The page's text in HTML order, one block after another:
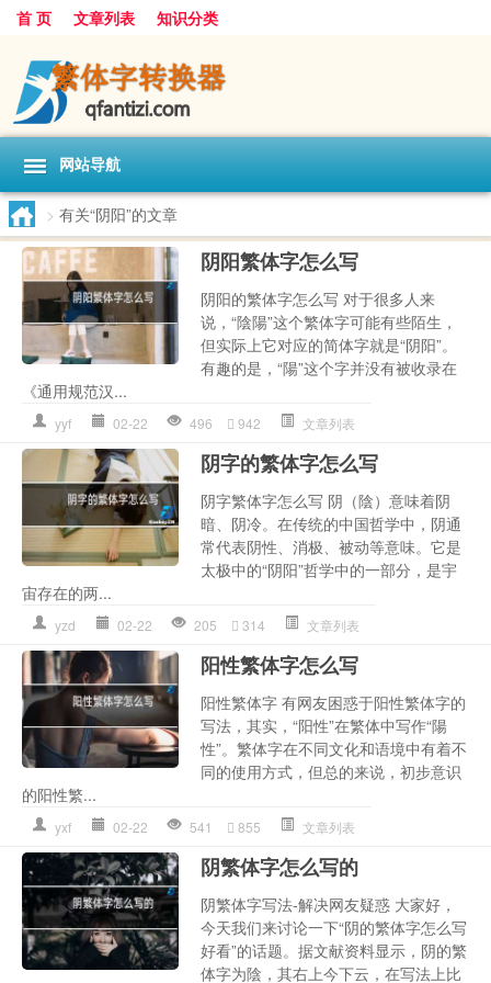
首 页 文章列表 知识分类
网站导航
> 有关“阴阳”的文章
阴阳繁体字怎么写
阴阳的繁体字怎么写 对于很多人来
说，“陰陽”这个繁体字可能有些陌生，
但实际上它对应的简体字就是“阴阳”。
有趣的是，“陽”这个字并没有被收录在
《通用规范汉...
yyf 02-22 496 942 文章列表
阴字的繁体字怎么写
阴字繁体字怎么写 阴（陰）意味着阴
暗、阴冷。在传统的中国哲学中，阴通
常代表阴性、消极、被动等意味。它是
太极中的“阴阳”哲学中的一部分，是宇
宙存在的两...
yzd 02-22 205 314 文章列表
阳性繁体字怎么写
阳性繁体字 有网友困惑于阳性繁体字的
写法，其实，“阳性”在繁体中写作“陽
性”。繁体字在不同文化和语境中有着不
同的使用方式，但总的来说，初步意识
的阳性繁...
yxf 02-22 541 855 文章列表
阴繁体字怎么写的
阴繁体字写法-解决网友疑惑 大家好，
今天我们来讨论一下“阴的繁体字怎么写
好看”的话题。据文献资料显示，阴的繁
体字为陰，其右上今下云，在写法上比